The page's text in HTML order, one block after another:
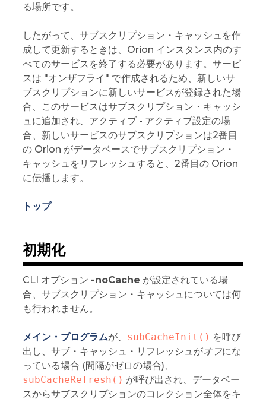
る場所です。
したがって、サブスクリプション・キャッシュを作
成して更新するときは、Orion インスタンス内のす
べてのサービスを終了する必要があります。サービ
スは "オンザフライ" で作成されるため、新しいサ
ブスクリプションに新しいサービスが登録された場
合、このサービスはサブスクリプション・キャッシ
ュに追加され、アクティブ - アクティブ設定の場
合、新しいサービスのサブスクリプションは2番目
の Orion がデータベースでサブスクリプション・
キャッシュをリフレッシュすると、2番目の Orion
に伝播します。
トップ
初期化
CLI オプション -noCache が設定されている場
合、サブスクリプション・キャッシュについては何
も行われません。
メイン・プログラムが、 subCacheInit() を呼び
出し、サブ・キャッシュ・リフレッシュがオフにな
っている場合 (間隔がゼロの場合)、
subCacheRefresh() が呼び出され、データベー
スからサブスクリプションのコレクション全体をキ